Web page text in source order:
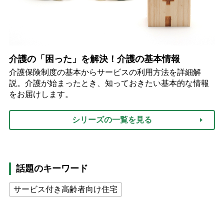
介護の「困った」を解決！介護の基本情報
介護保険制度の基本からサービスの利用方法を詳細解
説。介護が始まったとき、知っておきたい基本的な情報
をお届けします。
シリーズの一覧を見る
話題のキーワード
サービス付き高齢者向け住宅